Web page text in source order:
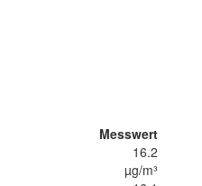
Messwert
16.2
µg/m³